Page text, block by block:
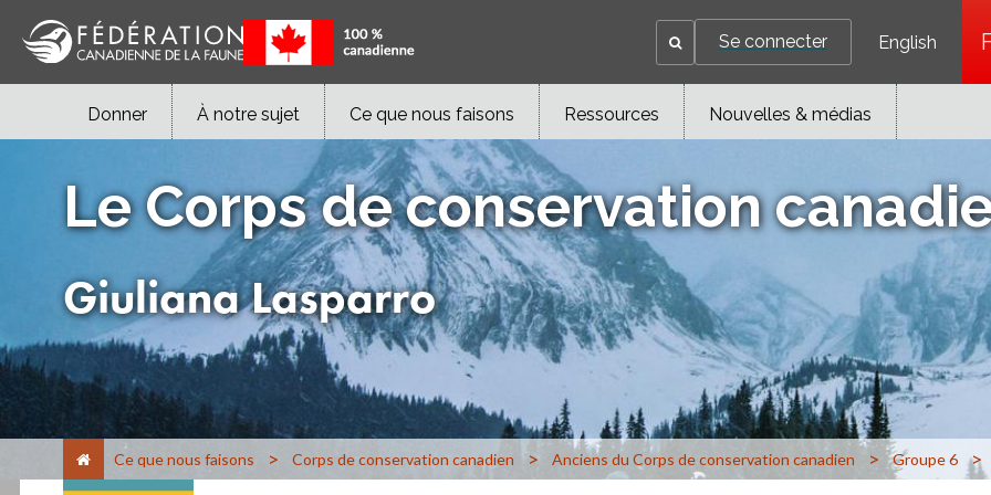
Se connecter English
Donner À notre sujet Ce que nous faisons Ressources Nouvelles & médias
Le Corps de conservation
Giuliana Lasparro
Ce que nous faisons > Corps de conservation canadien > Anciens du Corps de conservation canadien > Groupe 6 >